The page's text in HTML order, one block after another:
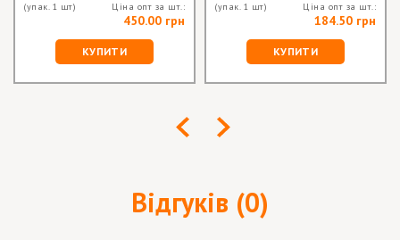
(упак. 1 шт) Ціна опт за шт.:
450.00 грн
КУПИТИ
(упак. 1 шт) Ціна опт за шт.:
184.50 грн
КУПИТИ
Відгуків (0)